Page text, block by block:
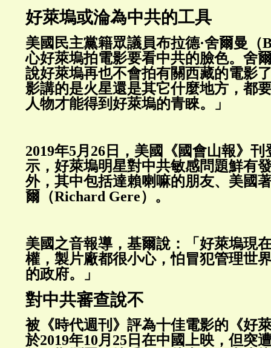
好萊塢或淪為中共的工具
美國民主黨籍眾議員布拉德·舍爾曼（
心好萊塢拍電影要看中共的臉色。舍
說好萊塢再也不會拍有關西藏的電影
影講的是火星還是其它什麼地方，都
人物才能得到好萊塢的青睞。」
2019年5月26日，美國《國會山報》
示，好萊塢明星對中共敏感問題鮮有
外，其中包括達賴喇嘛的朋友、美國
爾（Richard Gere）。
美國之音報導，基爾說：「好萊塢現
權，製片廠都很小心，怕冒犯管理世
的政府。」
對中共審查說不
被《時代週刊》評為十佳電影的《好
於2019年10月25日在中國上映，但突